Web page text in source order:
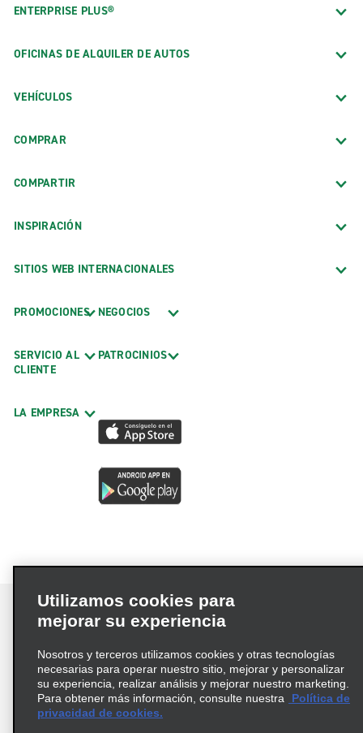
ENTERPRISE PLUS®
OFICINAS DE ALQUILER DE AUTOS
VEHÍCULOS
COMPRAR
COMPARTIR
INSPIRACIÓN
SITIOS WEB INTERNACIONALES
PROMOCIONES
SERVICIO AL
CLIENTE
LA EMPRESA
NEGOCIOS
PATROCINIOS
Términos de uso
Política de privacidad
Política de cookies
Información de Salud del Consumidor
Utilizamos cookies para
mejorar su experiencia
Nosotros y terceros utilizamos cookies y otras tecnologías
necesarias para operar nuestro sitio, mejorar y personalizar
su experiencia, realizar análisis y mejorar nuestro marketing.
Para obtener más información, consulte nuestra
Política de
privacidad de cookies.